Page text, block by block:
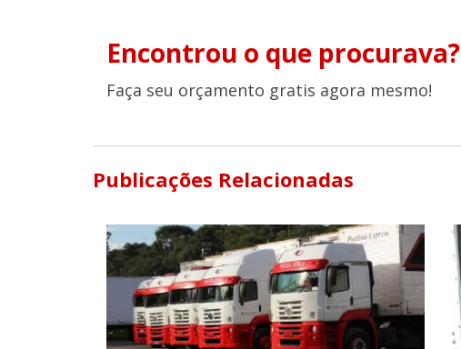
Encontrou o que procurava?
Faça seu orçamento gratis agora mesmo!
Publicações Relacionadas